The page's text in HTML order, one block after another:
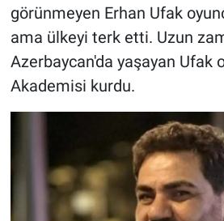
görünmeyen Erhan Ufak
ama ülkeyi terk etti. Uzun
Azerbaycan'da yaşayan Ufak
Akademisi kurdu.